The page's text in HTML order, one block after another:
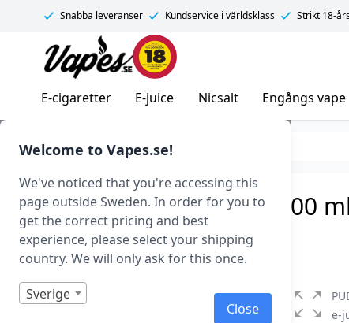
Welcome to Vapes.se!
We've noticed that you're accessing this
page outside Sweden. In order for you to
get the correct pricing and best
experience, please select your shipping
country. We will only ask for this once.
Sverige
Close
Snabba leveranser Kundservice i världsklass Strikt 18-
Vapes.se
E-cigaretter E-juice Nicsalt Engångs vape
E-juice E-juice varumärken
PUD – Creme Brulee (200
Art.nr: 41904
I lager
e-